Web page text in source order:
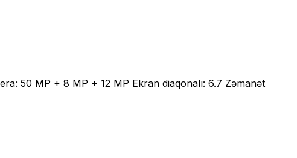
50 MP + 8 MP + 12 MP Ekran diaqonalı: 6.7 Zəmanət